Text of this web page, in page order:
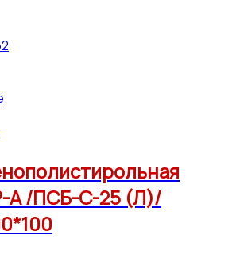
А /ПСБ-С-25 (Л)/